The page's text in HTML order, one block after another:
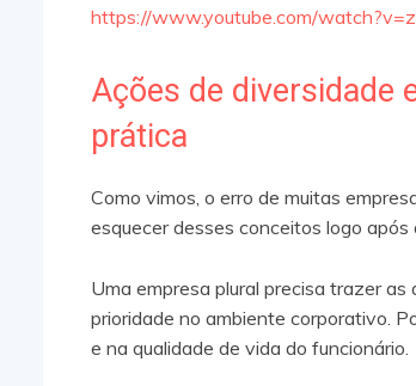
https://www.youtube.com/
Ações de diversidade
prática
Como vimos, o erro de muitas
esquecer desses conceitos logo
Uma empresa plural precisa trazer
prioridade no ambiente corporativo.
e na qualidade de vida do funcionário.